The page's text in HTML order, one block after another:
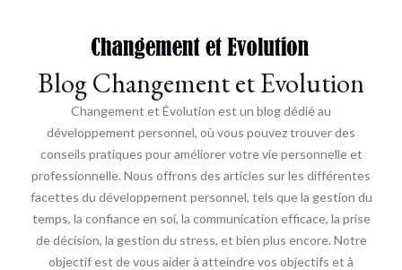
Blog Changement et Evolution
Changement et Évolution est un blog dédié au
développement personnel, où vous pouvez trouver des
conseils pratiques pour améliorer votre vie personnelle et
professionnelle. Nous offrons des articles sur les différentes
facettes du développement personnel, tels que la gestion du
temps, la confiance en soi, la communication efficace, la prise
de décision, la gestion du stress, et bien plus encore. Notre
objectif est de vous aider à atteindre vos objectifs et à